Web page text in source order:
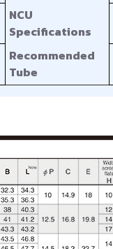
NCU
Specifications
Recommended
Tube